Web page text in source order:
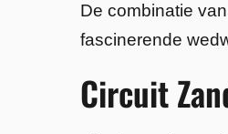
De combinatie
fascinerende
Circuit